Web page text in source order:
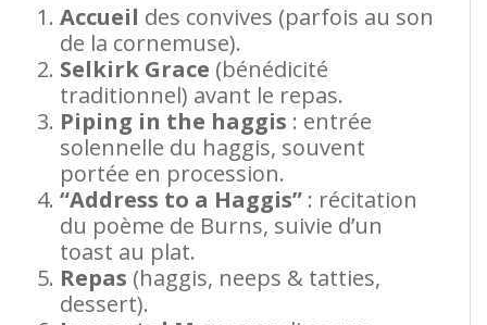
Accueil des convives (parfois au son
de la cornemuse).
Selkirk Grace (bénédicité
traditionnel) avant le repas.
Piping in the haggis : entrée
solennelle du haggis, souvent
portée en procession.
“Address to a Haggis” : récitation
du poème de Burns, suivie d’un
toast au plat.
Repas (haggis, neeps & tatties,
dessert).